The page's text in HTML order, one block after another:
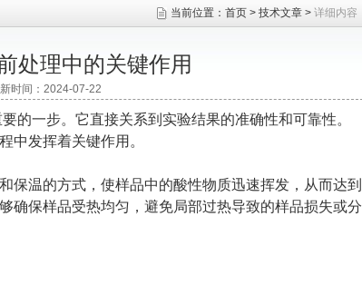
当前位置： 首页 > 技术文章 > 详细内容
处理中的关键作用
时间：2024-07-22
一步。它直接关系到实验结果的准确性和可靠性。
中发挥着关键作用。
温的方式，使样品中的酸性物质迅速挥发，从而达到
确保样品受热均匀，避免局部过热导致的样品损失或分